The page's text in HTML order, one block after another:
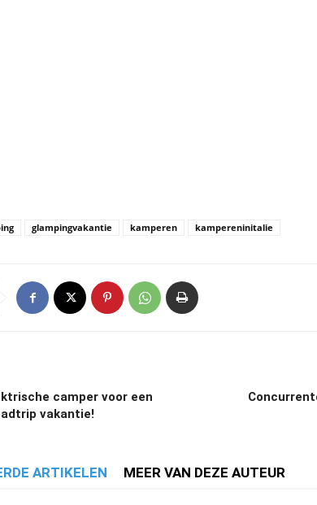
glampingvakantie kamperen kampereninitalie
camper voor een
vakantie!
ARTIKELEN MEER VAN DEZE AUTEUR